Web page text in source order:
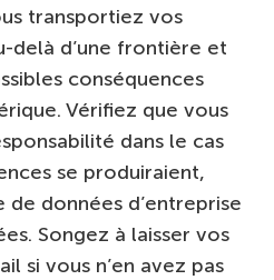
transportiez vos
delà d’une frontière et
conséquences
Vérifiez que vous
dans le cas
se produiraient,
données d’entreprise
Songez à laisser vos
si vous n’en avez pas